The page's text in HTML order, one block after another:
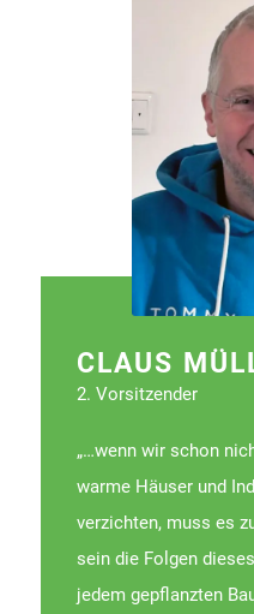
CLAUS
2. Vorsitzender
„…wenn wir schon
warme Häuser und
verzichten, muss es
sein die Folgen
jedem gepflanzten